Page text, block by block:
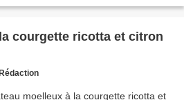
Gâteau moelleux à la courgette ricotta et citron